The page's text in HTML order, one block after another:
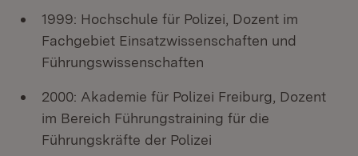
1999: Hochschule für Polizei, Dozent im
Fachgebiet Einsatzwissenschaften und
Führungswissenschaften
2000: Akademie für Polizei Freiburg, Dozent
im Bereich Führungstraining für die
Führungskräfte der Polizei